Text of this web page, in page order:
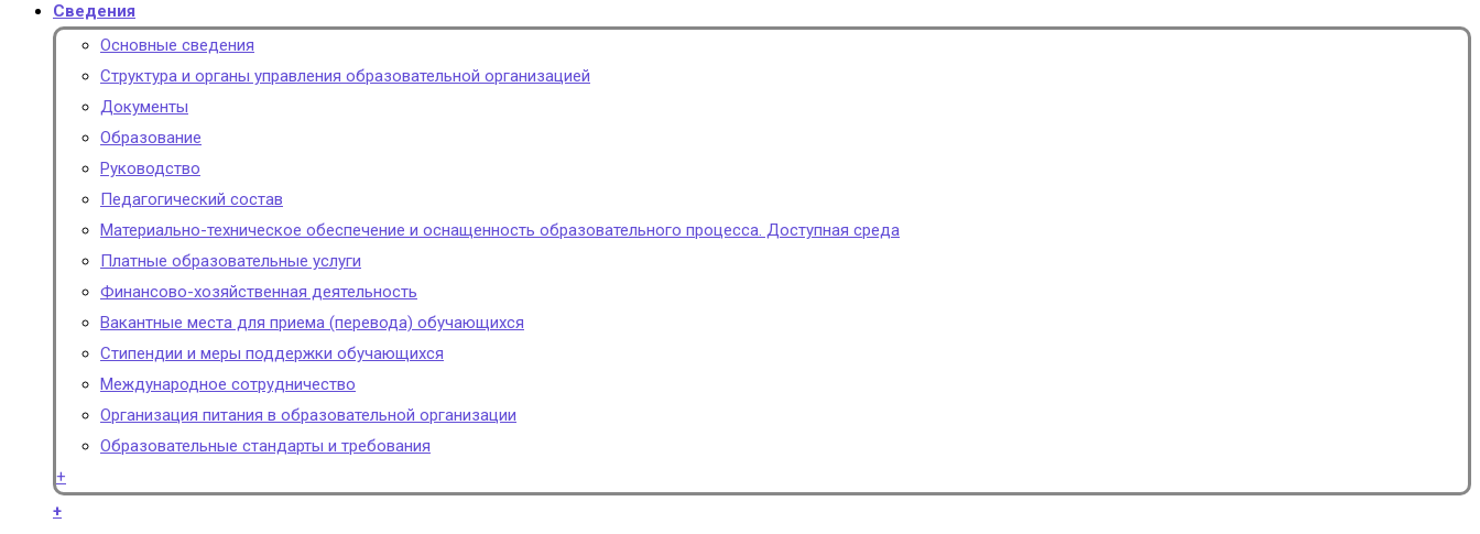
Сведения
Основные сведения
Структура и органы управления образовательной организацией
Документы
Образование
Руководство
Педагогический состав
Материально-техническое обеспечение и оснащенность образовательного процесса. Доступная среда
Платные образовательные услуги
Финансово-хозяйственная деятельность
Вакантные места для приема (перевода) обучающихся
Стипендии и меры поддержки обучающихся
Международное сотрудничество
Организация питания в образовательной организации
Образовательные стандарты и требования
+
+